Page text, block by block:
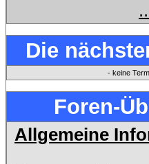
Die
- keine
Foren-
Allgemeine